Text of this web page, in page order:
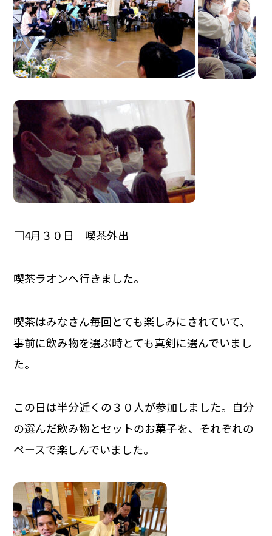
□4月３０日 喫茶外出
喫茶ラオンへ行きました。
喫茶はみなさん毎回とても楽しみにされていて、
事前に飲み物を選ぶ時とても真剣に選んでいまし
た。
この日は半分近くの３０人が参加しました。自分
の選んだ飲み物とセットのお菓子を、それぞれの
ペースで楽しんでいました。